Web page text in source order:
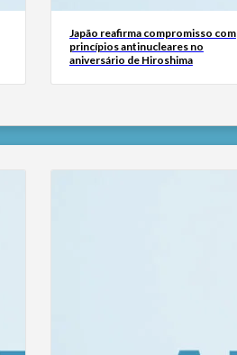
Japão reafirma compromisso com
princípios antinucleares no
aniversário de Hiroshima